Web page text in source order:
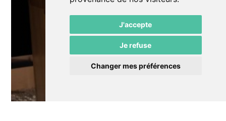
J'accepte
Je refuse
Changer mes préférences